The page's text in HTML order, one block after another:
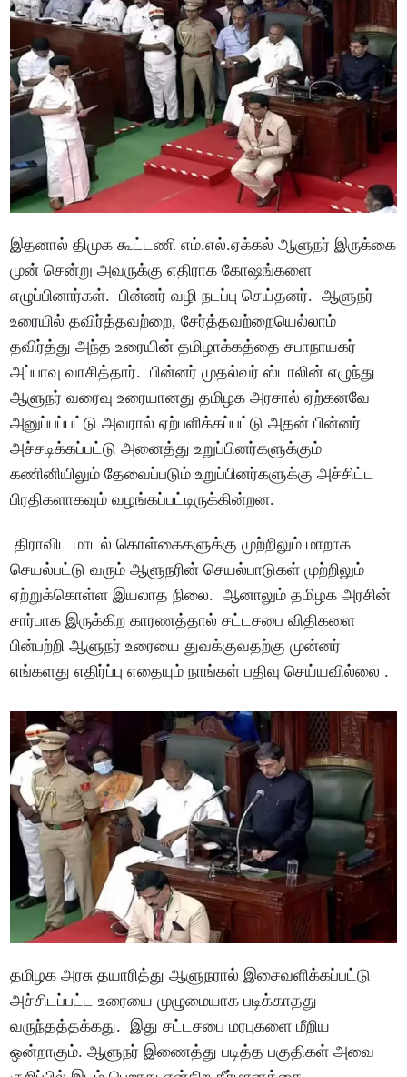
இதனால் திமுக கூட்டணி எம்.எல்.ஏக்கல் ஆளுநர் இருக்கை
முன் சென்று அவருக்கு எதிராக கோஷங்களை
எழுப்பினார்கள். பின்னர் வழி நடப்பு செய்தனர். ஆளுநர்
உரையில் தவிர்த்தவற்றை, சேர்த்தவற்றையெல்லாம்
தவிர்த்து அந்த உரையின் தமிழாக்கத்தை சபாநாயகர்
அப்பாவு வாசித்தார். பின்னர் முதல்வர் ஸ்டாலின் எழுந்து
ஆளுநர் வரைவு உரையானது தமிழக அரசால் ஏற்கனவே
அனுப்பப்பட்டு அவரால் ஏற்பளிக்கப்பட்டு அதன் பின்னர்
அச்சடிக்கப்பட்டு அனைத்து உறுப்பினர்களுக்கும்
கணினியிலும் தேவைப்படும் உறுப்பினர்களுக்கு அச்சிட்ட
பிரதிகளாகவும் வழங்கப்பட்டிருக்கின்றன.
திராவிட மாடல் கொள்கைகளுக்கு முற்றிலும் மாறாக
செயல்பட்டு வரும் ஆளுநரின் செயல்பாடுகள் முற்றிலும்
ஏற்றுக்கொள்ள இயலாத நிலை. ஆனாலும் தமிழக அரசின்
சார்பாக இருக்கிற காரணத்தால் சட்டசபை விதிகளை
பின்பற்றி ஆளுநர் உரையை துவக்குவதற்கு முன்னர்
எங்களது எதிர்ப்பு எதையும் நாங்கள் பதிவு செய்யவில்லை .
தமிழக அரசு தயாரித்து ஆளுநரால் இசைவளிக்கப்பட்டு
அச்சிடப்பட்ட உரையை முழுமையாக படிக்காதது
வருந்தத்தக்கது. இது சட்டசபை மரபுகளை மீறிய
ஒன்றாகும். ஆளுநர் இணைத்து படித்த பகுதிகள் அவை